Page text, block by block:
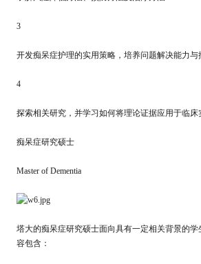
3
开发痴呆症护理的实用策略，培养问题解决能力与
4
探索相关研究，并学习如何将理论证据应用于临床
痴呆症研究硕士
Master of Dementia
塔大的痴呆症研究硕士面向具有一定相关背景的
容包含：